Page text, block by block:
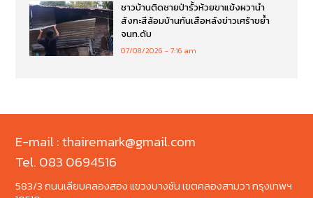
ชาวบ้านติดชายป่ารั้วห้วยขาแข้งผวานำ
สังกะสีล้อมบ้านกันเสือหลังข่าวเศร้าขย้ำ
จนท.ดับ
07/08/2026 7:16 am
E-mail : thairemark@gmail.com
Tel. 083 0694516
583/3 ถนนเลียบคลองสอง แขวงบางชัน เขตคลองสามวา กรุงเทพฯ